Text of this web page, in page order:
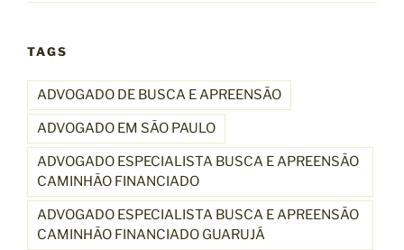
TAGS
ADVOGADO DE BUSCA E APREENSÃO
ADVOGADO EM SÃO PAULO
ADVOGADO ESPECIALISTA BUSCA E APREENSÃO
CAMINHÃO FINANCIADO
ADVOGADO ESPECIALISTA BUSCA E APREENSÃO
CAMINHÃO FINANCIADO GUARUJÁ